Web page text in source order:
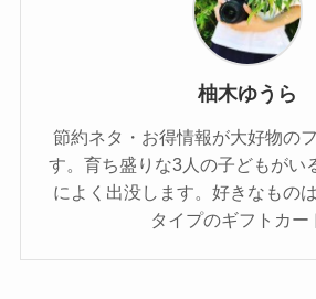
柚木ゆうら
節約ネタ・お得情報が大好物の
す。育ち盛りな3人の子どもがい
によく出没します。好きなもの
タイプのギフトカー